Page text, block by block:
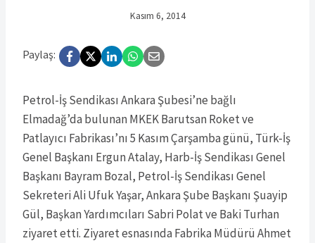
Kasım 6, 2014
Paylaş:
Petrol-İş Sendikası Ankara Şubesi’ne bağlı
Elmadağ’da bulunan MKEK Barutsan Roket ve
Patlayıcı Fabrikası’nı 5 Kasım Çarşamba günü, Türk-İş
Genel Başkanı Ergun Atalay, Harb-İş Sendikası Genel
Başkanı Bayram Bozal, Petrol-İş Sendikası Genel
Sekreteri Ali Ufuk Yaşar, Ankara Şube Başkanı Şuayip
Gül, Başkan Yardımcıları Sabri Polat ve Baki Turhan
ziyaret etti. Ziyaret esnasında Fabrika Müdürü Ahmet